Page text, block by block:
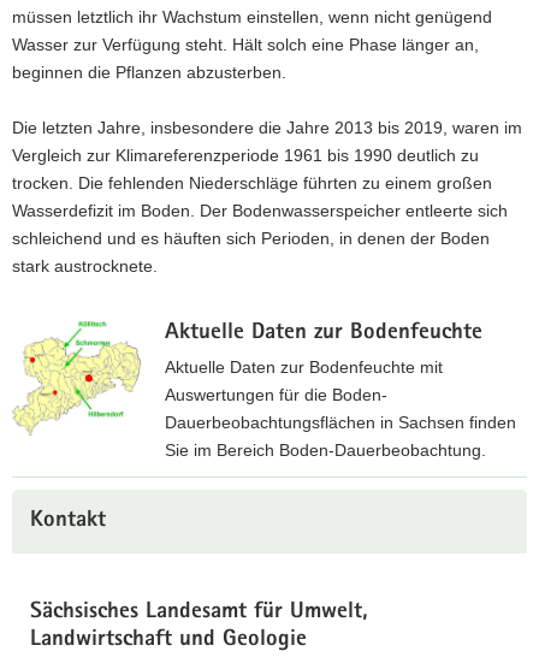
müssen letztlich ihr Wachstum einstellen, wenn nicht genügend
Wasser zur Verfügung steht. Hält solch eine Phase länger an,
beginnen die Pflanzen abzusterben.
Die letzten Jahre, insbesondere die Jahre 2013 bis 2019, waren im
Vergleich zur Klimareferenzperiode 1961 bis 1990 deutlich zu
trocken. Die fehlenden Niederschläge führten zu einem großen
Wasserdefizit im Boden. Der Bodenwasserspeicher entleerte sich
schleichend und es häuften sich Perioden, in denen der Boden
stark austrocknete.
Aktuelle Daten zur Bodenfeuchte
Aktuelle Daten zur Bodenfeuchte mit
Auswertungen für die Boden-
Dauerbeobachtungsflächen in Sachsen finden
Sie im Bereich Boden-Dauerbeobachtung.
k
e
Kontakt
Sächsisches Landesamt für Umwelt,
Landwirtschaft und Geologie